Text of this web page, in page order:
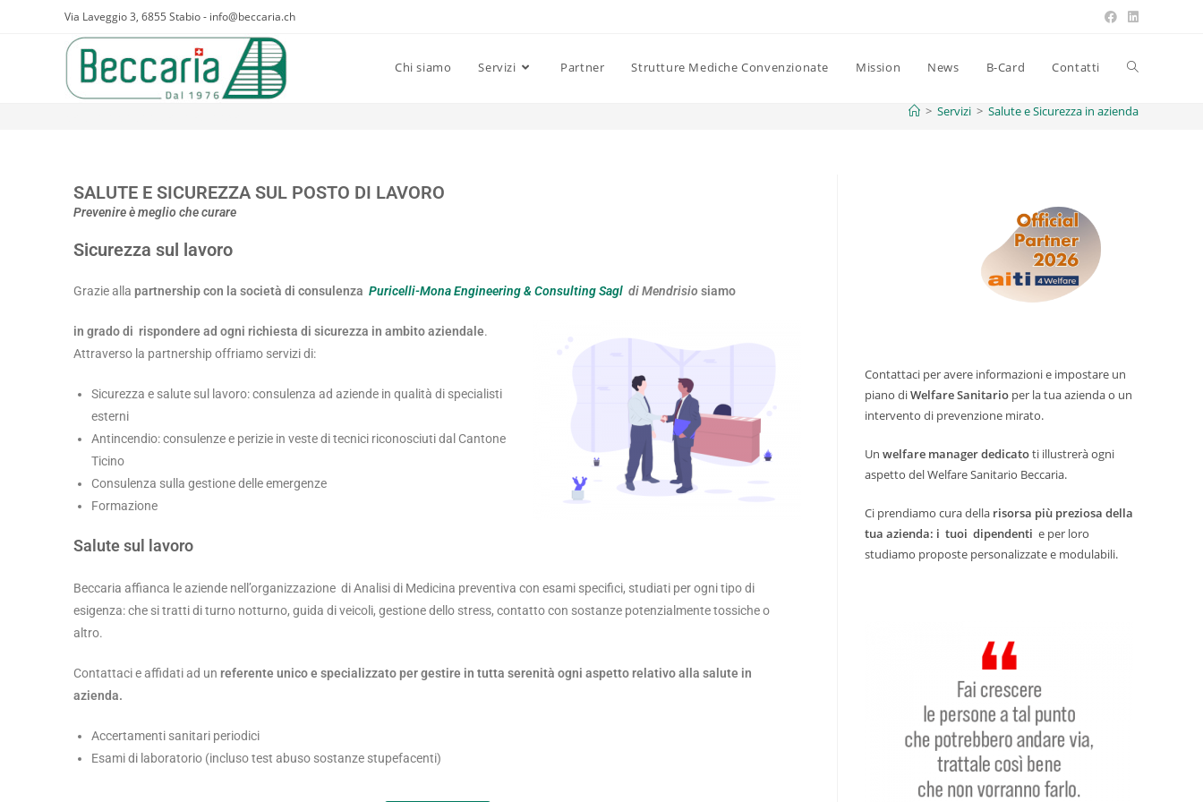
Via Laveggio 3, 6855 Stabio - info@beccaria.ch
Chi siamo Servizi Partner Strutture Mediche Convenzionate Mission News B-Card Contatti
> Servizi > Salute e Sicurezza in azienda
SALUTE E SICUREZZA SUL POSTO DI LAVORO
Prevenire è meglio che curare
Sicurezza sul lavoro
Grazie alla partnership con la società di consulenza Puricelli-Mona Engineering & Consulting Sagl di Mendrisio siamo
in grado di rispondere ad ogni richiesta di sicurezza in ambito aziendale.
Attraverso la partnership offriamo servizi di:
Sicurezza e salute sul lavoro: consulenza ad aziende in qualità di specialisti
esterni
Antincendio: consulenze e perizie in veste di tecnici riconosciuti dal Cantone
Ticino
Consulenza sulla gestione delle emergenze
Formazione
Salute sul lavoro
Beccaria affianca le aziende nell’organizzazione di Analisi di Medicina preventiva con esami specifici, studiati per ogni tipo di
esigenza: che si tratti di turno notturno, guida di veicoli, gestione dello stress, contatto con sostanze potenzialmente tossiche o
altro.
Contattaci e affidati ad un referente unico e specializzato per gestire in tutta serenità ogni aspetto relativo alla salute in
azienda.
Accertamenti sanitari periodici
Esami di laboratorio (incluso test abuso sostanze stupefacenti)
Contattaci per avere informazioni e impostare un
piano diWelfare Sanitario per la tua azienda o un
intervento di prevenzione mirato.
Un welfare manager dedicatoti illustrerà ogni
aspetto del Welfare Sanitario Beccaria.
Ci prendiamo cura della risorsa più preziosa della
tua azienda: i tuoi dipendenti e per loro
studiamo proposte personalizzate e modulabili.